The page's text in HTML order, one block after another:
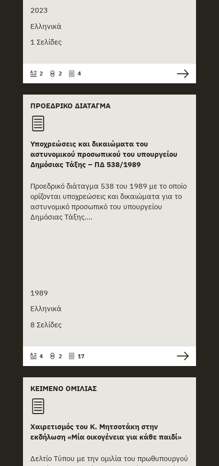
2023
Ελληνικά
1 Σελίδες
2 2 4
ΠΡΟΕΔΡΙΚΌ ΔΙΆΤΑΓΜΑ
Υποχρεώσεις και δικαιώματα του
αστυνομικού προσωπικού του υπουργείου
Δημόσιας Τάξης – ΠΔ 538/1989
Προεδρικό διάταγμα 538 του 1989 με το οποίο
ορίζονται υποχρεώσεις και δικαιώματα για το
αστυνομικό προσωπικό του υπουργείου
Δημόσιας Τάξης....
1989
Ελληνικά
8 Σελίδες
4 2 17
ΚΕΊΜΕΝΟ ΟΜΙΛΊΑΣ
Χαιρετισμός του Κ. Μητσοτάκη στην
εκδήλωση «Μία οικογένεια για κάθε παιδί»
Δελτίο Τύπου με την ομιλία του πρωθυπουργού